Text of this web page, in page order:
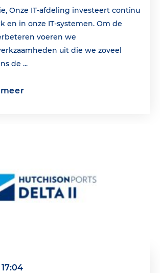
Onze IT-afdeling investeert continu
en in onze IT-systemen. Om de
voeren we
uit die we zoveel
de ...
meer
17:04